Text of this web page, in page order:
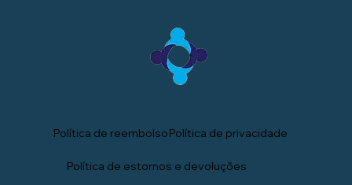
Política de estornos e devoluções
Política de reembolsoPolítica de privacidade